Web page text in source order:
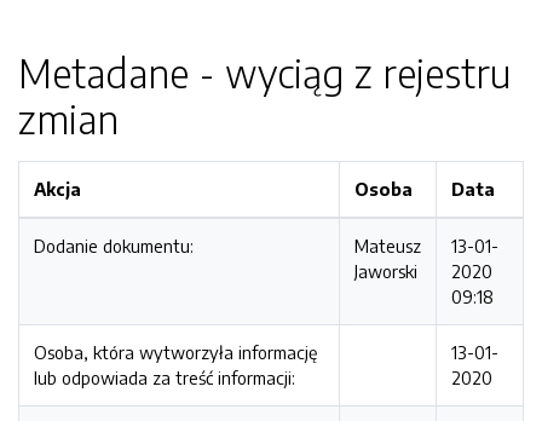
Metadane - wyciąg z rejestru
zmian
Akcja Osoba Data
Dodanie dokumentu:
Mateusz
Jaworski
13-01-
2020
09:18
Osoba, która wytworzyła informację
lub odpowiada za treść informacji:
13-01-
2020